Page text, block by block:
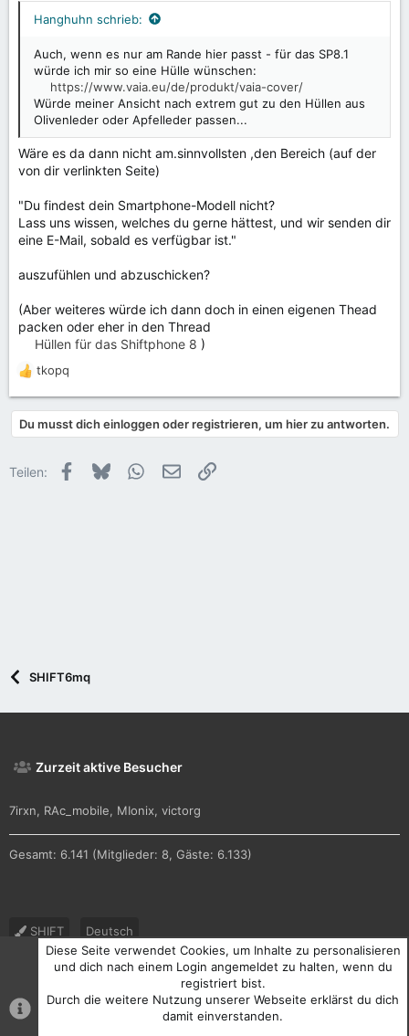
Hanghuhn schrieb:
Auch, wenn es nur am Rande hier passt - für das SP8.1
würde ich mir so eine Hülle wünschen:
https://www.vaia.eu/de/produkt/vaia-cover/
Würde meiner Ansicht nach extrem gut zu den Hüllen aus
Olivenleder oder Apfelleder passen...
Wäre es da dann nicht am.sinnvollsten ,den Bereich (auf der
von dir verlinkten Seite)
"Du findest dein Smartphone-Modell nicht?
Lass uns wissen, welches du gerne hättest, und wir senden dir
eine E-Mail, sobald es verfügbar ist."
auszufühlen und abzuschicken?
(Aber weiteres würde ich dann doch in einen eigenen Thead
packen oder eher in den Thread
Hüllen für das Shiftphone 8 )
R
a
k
o
tkopq
Du musst dich einloggen oder registrieren, um hier zu antworten.
Teilen: Facebook
Bluesky WhatsApp
E-MailLink
SHIFT6mq
Zurzeit aktive Besucher
7irxn RAc_mobile MIonix victorg
Gesamt: 6.141 (Mitglieder: 8, Gäste: 6.133)
SHIFT
Deutsch
Nutzungsbedingungen
Datenschutz Hilfe und Impressum
S
S
Diese Seite verwendet Cookies, um Inhalte zu personalisieren
und dich nach einem Login angemeldet zu halten, wenn du
registriert bist.
Durch die weitere Nutzung unserer Webseite erklärst du dich
damit einverstanden.